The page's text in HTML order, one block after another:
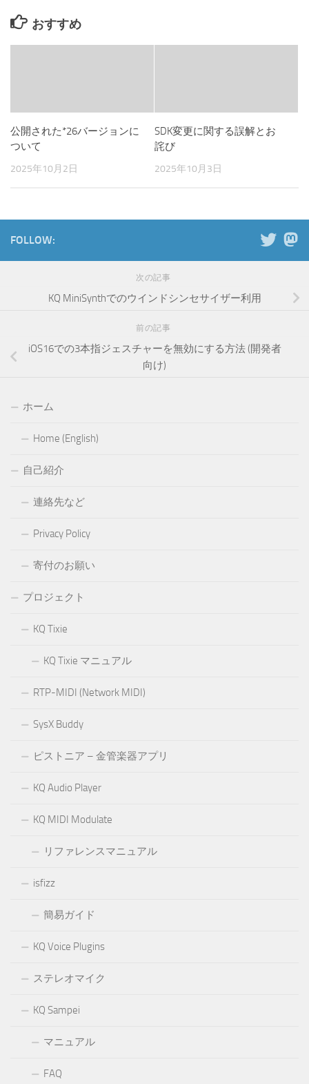
おすすめ
公開された*26バージョンに
ついて
2025年10月2日
SDK変更に関する誤解とお
詫び
2025年10月3日
FOLLOW:
次の記事
KQ MiniSynthでのウインドシンセサイザー利用
前の記事
iOS16での3本指ジェスチャーを無効にする方法 (開発者
向け)
ホーム
Home (English)
自己紹介
連絡先など
Privacy Policy
寄付のお願い
プロジェクト
KQ Tixie
KQ Tixie マニュアル
RTP-MIDI (Network MIDI)
SysX Buddy
ピストニア – 金管楽器アプリ
KQ Audio Player
KQ MIDI Modulate
リファレンスマニュアル
isfizz
簡易ガイド
KQ Voice Plugins
ステレオマイク
KQ Sampei
マニュアル
FAQ